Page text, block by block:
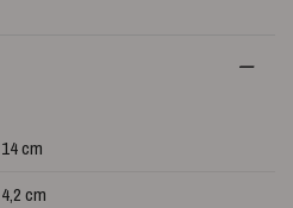
14 cm
4,2 cm